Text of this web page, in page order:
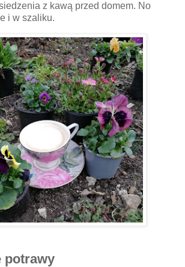
z kawą przed domem. No
i w szaliku.
potrawy